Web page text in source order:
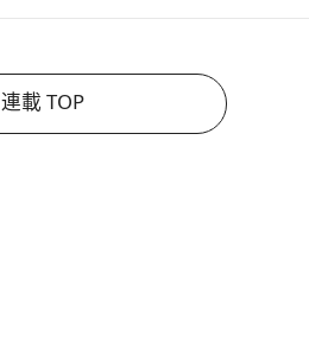
連載 TOP